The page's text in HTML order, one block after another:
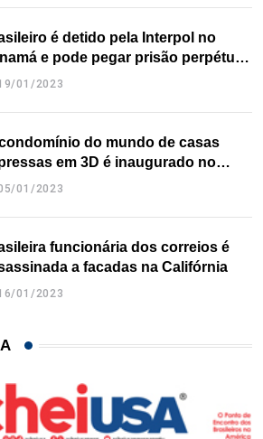
é detido pela Interpol no
e pode pegar prisão perpétua
EUA
01/2023
condomínio do mundo de casas
em 3D é inaugurado no
01/2023
funcionária dos correios é
a facadas na Califórnia
01/2023